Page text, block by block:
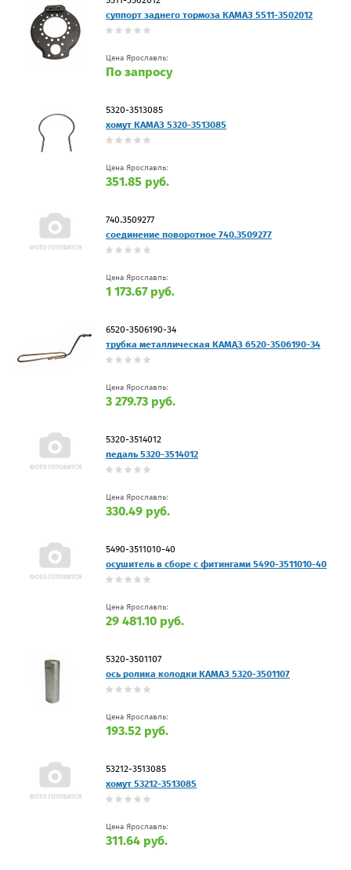
суппорт заднего тормоза КАМАЗ 5511-3502012
Цена Ярославль:
По запросу
5320-3513085
хомут КАМАЗ 5320-3513085
Цена Ярославль:
351.85 руб.
740.3509277
соединение поворотное 740.3509277
Цена Ярославль:
1 173.67 руб.
6520-3506190-34
трубка металлическая КАМАЗ 6520-3506190-34
Цена Ярославль:
3 279.73 руб.
5320-3514012
педаль 5320-3514012
Цена Ярославль:
330.49 руб.
5490-3511010-40
осушитель в сборе с фитингами 5490-3511010-40
Цена Ярославль:
29 481.10 руб.
5320-3501107
ось ролика колодки КАМАЗ 5320-3501107
Цена Ярославль:
193.52 руб.
53212-3513085
хомут 53212-3513085
Цена Ярославль:
311.64 руб.